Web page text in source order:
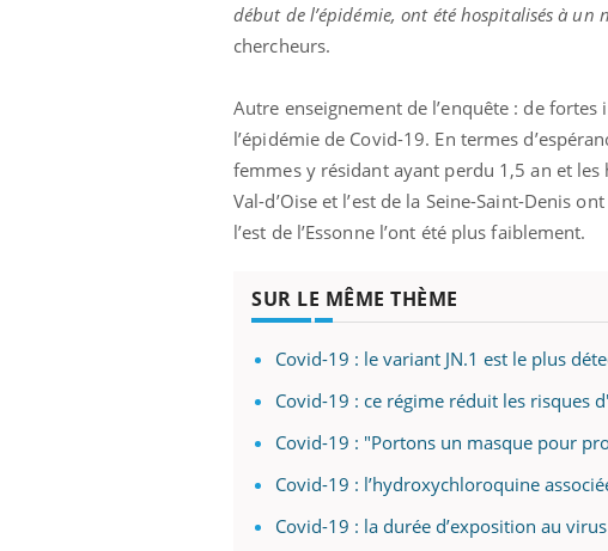
début de l’épidémie, ont été hospitalisés à un
chercheurs.
Autre enseignement de l’enquête : de
l’épidémie de Covid-19. En termes
femmes y résidant ayant perdu 1,5 an et
Val-d’Oise et l’est de la Seine-Saint-Denis
l’est de l’Essonne l’ont été plus faiblement.
SUR LE MÊME THÈME
Covid-19 : le variant JN.1 est le plus
Covid-19 : ce régime réduit les risques
Covid-19 : "Portons un masque pour
Covid-19 : l’hydroxychloroquine
Covid-19 : la durée d’exposition au